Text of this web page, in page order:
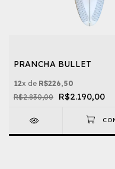
PRANCHA BULLET
12x de R$226,50
R$2.830,00
R$2.190,00